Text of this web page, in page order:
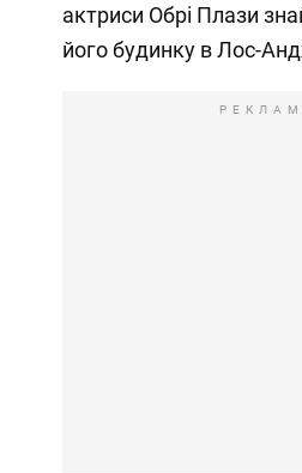
актриси Обрі Плази
його будинку в Лос-